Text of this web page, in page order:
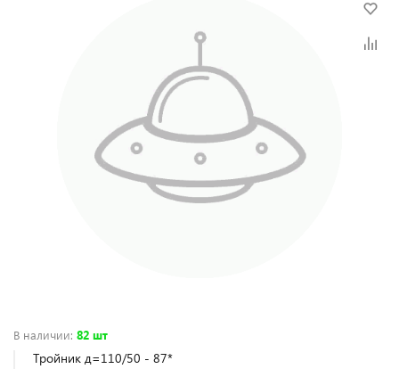
В наличии: 82 шт
Тройник д=110/50 - 87*